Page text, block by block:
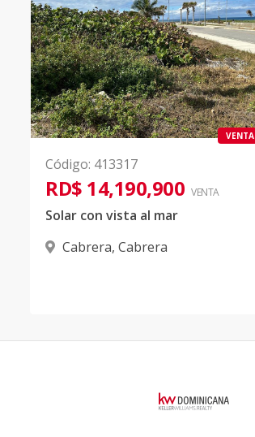
VENTA
Código: 413317
RD$ 14,190,900 VENTA
Solar con vista al mar
Cabrera, Cabrera